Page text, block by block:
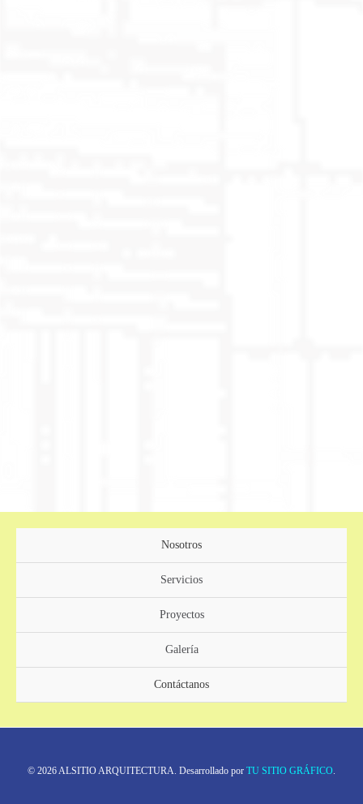
Nosotros
Servicios
Proyectos
Galería
Contáctanos
© 2026 ALSITIO ARQUITECTURA. Desarrollado por TU SITIO GRÁFICO.